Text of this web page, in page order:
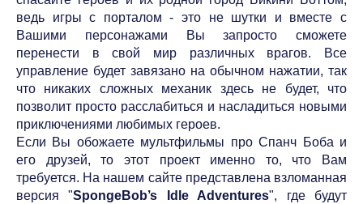
ведь игры с порталом - это не шутки и вместе с
Вашими персонажами Вы запросто сможете
перенести в свой мир различных врагов. Все
управление будет завязано на обычном нажатии, так
что никаких сложных механик здесь не будет, что
позволит просто расслабиться и насладиться новыми
приключениями любимых героев.
Если Вы обожаете мультфильмы про Спанч Боба и
его друзей, то этот проект именно то, что Вам
требуется. На нашем сайте представлена взломанная
версия "SpongeBob’s Idle Adventures", где будут